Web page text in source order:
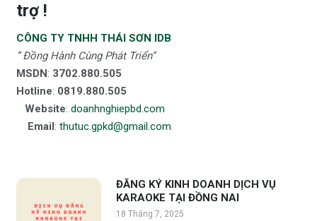
trợ !
CÔNG TY TNHH THÁI SƠN IDB
” Đồng Hành Cùng Phát Triển”
MSDN: 3702.880.505
Hotline: 0819.880.505
Website: doanhnghiepbd.com
Email: thutuc.gpkd@gmail.com
ĐĂNG KÝ KINH DOANH DỊCH VỤ
KARAOKE TẠI ĐỒNG NAI
18 Tháng 7, 2025